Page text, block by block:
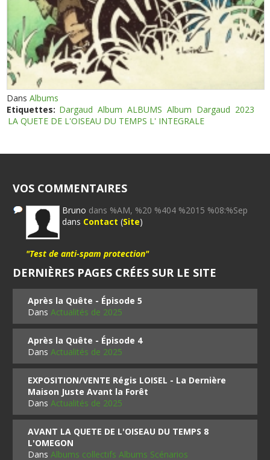
DansAlbums
Etiquettes: Dargaud Album ALBUMS Album Dargaud 2023
LA QUETE DE L'OISEAU DU TEMPS L' INTEGRALE
VOS COMMENTAIRES
Bruno dans %AM, %20 %404 %2015 %08:%Sep
dans Contact (Site)
"Test de anti-spam protection"
DERNIÈRES PAGES CRÉES SUR LE SITE
Après la Quête - Épisode 5
DansActualités de 2025
Après la Quête - Épisode 4
DansActualités de 2025
EXPOSITION/VENTE Régis LOISEL - La Dernière
Maison Juste Avant la Forêt
DansActualités de 2025
AVANT LA QUETE DE L'OISEAU DU TEMPS 8
L'OMEGON
DansAlbums collectifs Albums Scénarios